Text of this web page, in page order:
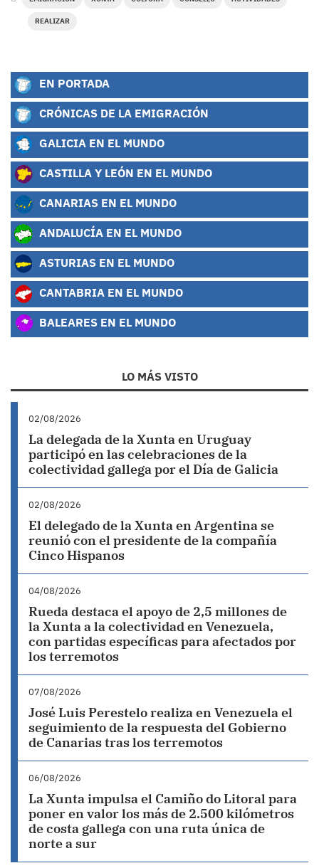
REALIZAR
EN PORTADA
CRÓNICAS DE LA EMIGRACIÓN
GALICIA EN EL MUNDO
CASTILLA Y LEÓN EN EL MUNDO
CANARIAS EN EL MUNDO
ANDALUCÍA EN EL MUNDO
ASTURIAS EN EL MUNDO
CANTABRIA EN EL MUNDO
BALEARES EN EL MUNDO
LO MÁS VISTO
02/08/2026
La delegada de la Xunta en Uruguay
participó en las celebraciones de la
colectividad gallega por el Día de Galicia
02/08/2026
El delegado de la Xunta en Argentina se
reunió con el presidente de la compañía
Cinco Hispanos
04/08/2026
Rueda destaca el apoyo de 2,5 millones de
la Xunta a la colectividad en Venezuela,
con partidas específicas para afectados por
los terremotos
07/08/2026
José Luis Perestelo realiza en Venezuela el
seguimiento de la respuesta del Gobierno
de Canarias tras los terremotos
06/08/2026
La Xunta impulsa el Camiño do Litoral para
poner en valor los más de 2.500 kilómetros
de costa gallega con una ruta única de
norte a sur